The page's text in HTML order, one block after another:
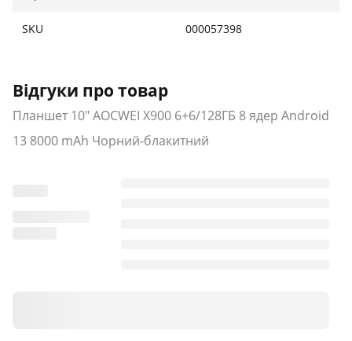
SKU 000057398
Відгуки про товар
Планшет 10" AOCWEI X900 6+6/128ГБ 8 ядер Android
13 8000 mAh Чорний-блакитний